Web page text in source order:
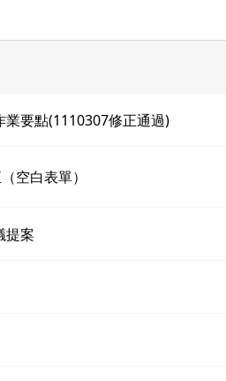
要點(1110307修正通過)
空白表單）
提案